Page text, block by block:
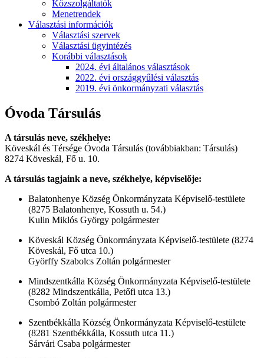
Közszolgáltatók
Menetrendek
Választási információk
Választási szervek
Választási ügyintézés
Korábbi választások
2024. évi általános választások
2022. évi országgyűlési választás
2019. évi önkormányzati választás
Óvoda Társulás
A társulás neve, székhelye:
Köveskál és Térsége Óvoda Társulás (továbbiakban: Társulás)
8274 Köveskál, Fő u. 10.
A társulás tagjaink a neve, székhelye, képviselője:
Balatonhenye Község Önkormányzata Képviselő-testülete
(8275 Balatonhenye, Kossuth u. 54.)
Kulin Miklós György polgármester
Köveskál Község Önkormányzata Képviselő-testülete (8274
Köveskál, Fő utca 10.)
Györffy Szabolcs Zoltán polgármester
Mindszentkálla Község Önkormányzata Képviselő-testülete
(8282 Mindszentkálla, Petőfi utca 13.)
Csombó Zoltán polgármester
Szentbékkálla Község Önkormányzata Képviselő-testülete
(8281 Szentbékkálla, Kossuth utca 11.)
Sárvári Csaba polgármester